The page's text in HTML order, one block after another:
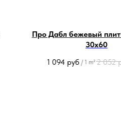
Про Дабл бежевый
30х60
1 094 руб / 1 m² 2 052